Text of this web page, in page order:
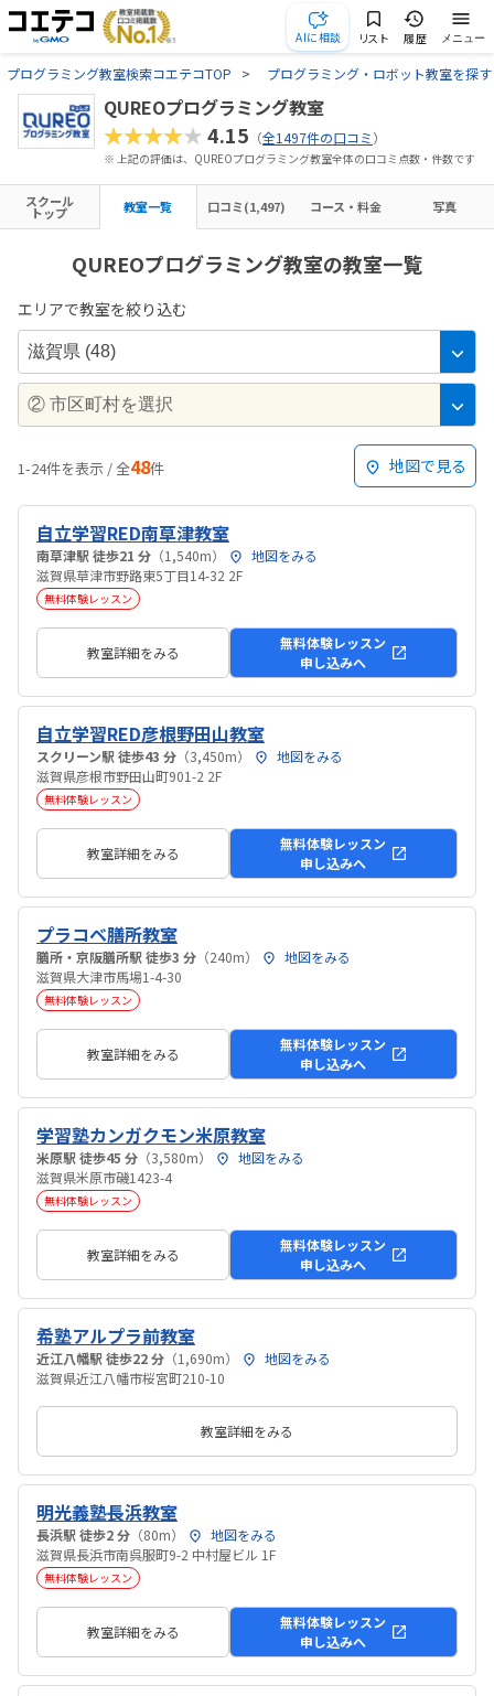
AIに相談 リスト 履歴 メニュー
プログラミング教室検索コエテコTOP プログラミング・ロボット教室を探す
QUREOプログラミング教室
★★★★★4.15 （全1497件の口コミ）
※ 上記の評価は、QUREOプログラミング教室全体の口コミ点数・件数です
スクール
トップ 教室一覧 口コミ(1,497) コース・料金 写真
QUREOプログラミング教室の教室一覧
エリアで教室を絞り込む
1-24件を表示 / 全48件 地図で見る
自立学習RED南草津教室
南草津駅 徒歩21 分 （1,540m）
地図をみる
滋賀県草津市野路東5丁目14-32 2F
無料体験レッスン
教室詳細をみる
無料体験レッスン
申し込みへ
自立学習RED彦根野田山教室
スクリーン駅 徒歩43 分 （3,450m）
地図をみる
滋賀県彦根市野田山町901-2 2F
無料体験レッスン
教室詳細をみる
無料体験レッスン
申し込みへ
プラコベ膳所教室
膳所・京阪膳所駅 徒歩3 分 （240m）
地図をみる
滋賀県大津市馬場1-4-30
無料体験レッスン
教室詳細をみる
無料体験レッスン
申し込みへ
学習塾カンガクモン米原教室
米原駅 徒歩45 分 （3,580m）
地図をみる
滋賀県米原市磯1423-4
無料体験レッスン
教室詳細をみる
無料体験レッスン
申し込みへ
希塾アルプラ前教室
近江八幡駅 徒歩22 分 （1,690m）
地図をみる
滋賀県近江八幡市桜宮町210-10
教室詳細をみる
明光義塾長浜教室
長浜駅 徒歩2 分 （80m）
地図をみる
滋賀県長浜市南呉服町9-2 中村屋ビル 1F
無料体験レッスン
教室詳細をみる
無料体験レッスン
申し込みへ